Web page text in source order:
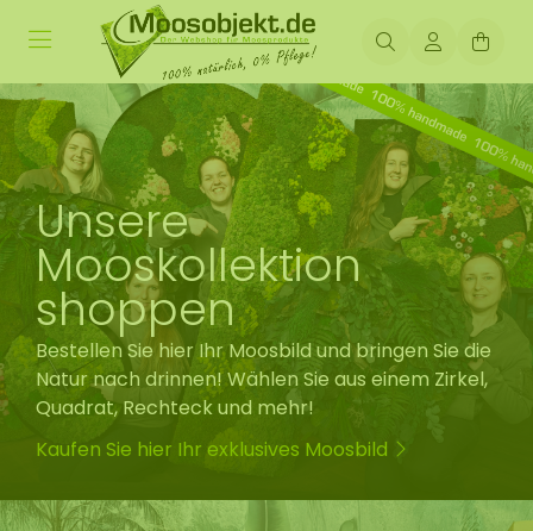
Unsere
Mooskollektion
shoppen
Bestellen Sie hier Ihr Moosbild und bringen Sie die
Natur nach drinnen! Wählen Sie aus einem Zirkel,
Quadrat, Rechteck und mehr!
Kaufen Sie hier Ihr exklusives Moosbild